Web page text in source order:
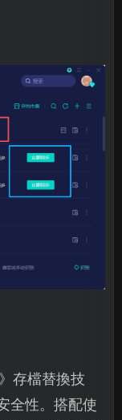
存檔替換技
全性。搭配使